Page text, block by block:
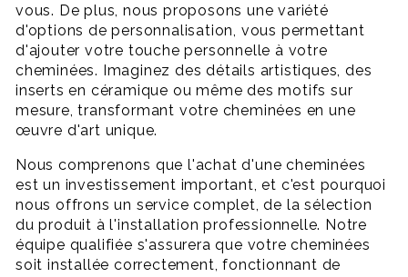
vous. De plus, nous proposons une variété
d'options de personnalisation, vous permettant
d'ajouter votre touche personnelle à votre
cheminées. Imaginez des détails artistiques, des
inserts en céramique ou même des motifs sur
mesure, transformant votre cheminées en une
œuvre d'art unique.
Nous comprenons que l'achat d'une cheminées
est un investissement important, et c'est pourquoi
nous offrons un service complet, de la sélection
du produit à l'installation professionnelle. Notre
équipe qualifiée s'assurera que votre cheminées
soit installée correctement, fonctionnant de